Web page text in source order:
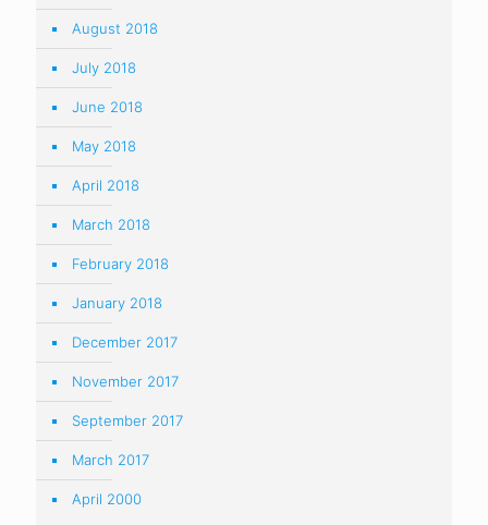
August 2018
July 2018
June 2018
May 2018
April 2018
March 2018
February 2018
January 2018
December 2017
November 2017
September 2017
March 2017
April 2000